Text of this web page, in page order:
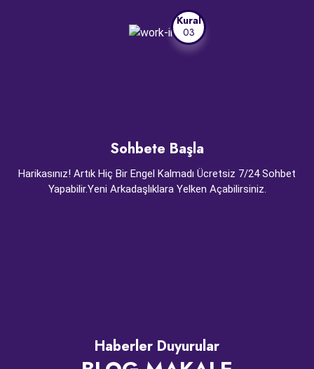
Kural
03
Sohbete Başla
Harikasınız! Artık Hiç Bir Engel Kalmadı Ücretsiz 7/24 Sohbet
Yapabilir.Yeni Arkadaşlıklara Yelken Açabilirsiniz.
Haberler Duyurular